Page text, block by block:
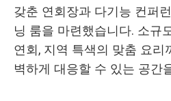
갖춘 연회장과 다기능 컨퍼
닝 룸을 마련했습니다. 소규
연회, 지역 특색의 맞춤 요리
벽하게 대응할 수 있는 공간